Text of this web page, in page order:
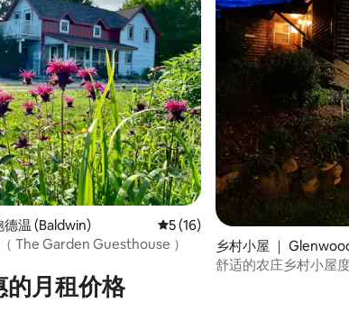
分），共 196 条评价
德温 (Baldwin) 平均评分 5 分（满分 5 分），共
5 (16)
The Garden Guesthouse ）
乡村小屋 ｜
舒适的农庄乡村小屋
月租价格